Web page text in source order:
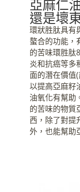
亞麻仁
還是壞
環狀胜肽具有
螯合的功能，
的苦味環胜肽
炎和抗癌等多
面的潛在價值
以提高亞麻籽
油氧化有幫助
的苦味的物質
西，除了對提
外，也能幫助